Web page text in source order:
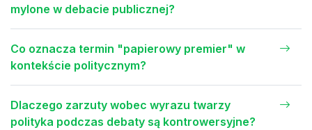
mylone w debacie publicznej?
Co oznacza termin "papierowy premier" w
kontekście politycznym?
Dlaczego zarzuty wobec wyrazu twarzy
polityka podczas debaty są kontrowersyjne?